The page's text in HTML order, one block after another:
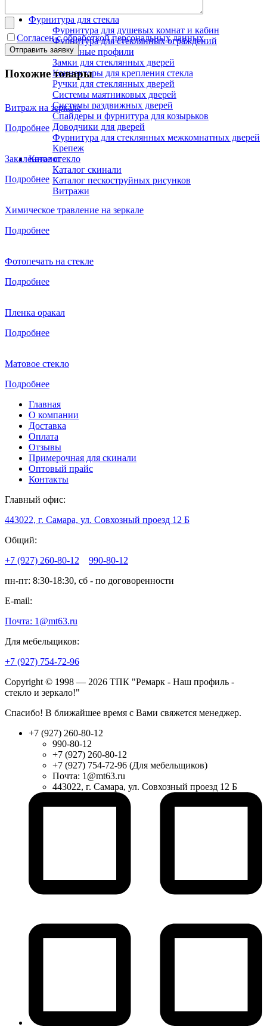
Фурнитура для стекла
Фурнитура для душевых комнат и кабин
Фурнитура для стеклянных ограждений
Зажимные профили
Замки для стеклянных дверей
Коннекторы для крепления стекла
Ручки для стеклянных дверей
Системы маятниковых дверей
Системы раздвижных дверей
Спайдеры и фурнитура для козырьков
Доводчики для дверей
Фурнитура для стеклянных межкомнатных дверей
Крепеж
Каталог
Каталог скинали
Каталог пескоструйных рисунков
Витражи
Согласен с обработкой персональных данных
Похожие товары
Витраж на зеркале
Подробнее
Закаленное стекло
Подробнее
Химическое травление на зеркале
Подробнее
Фотопечать на стекле
Подробнее
Пленка оракал
Подробнее
Матовое стекло
Подробнее
Главная
О компании
Доставка
Оплата
Отзывы
Примерочная для скинали
Оптовый прайс
Контакты
Главный офис:
443022, г. Самара, ул. Совхозный проезд 12 Б
Общий:
+7 (927) 260-80-12
990-80-12
пн-пт: 8:30-18:30, сб - по договоренности
E-mail:
Почта: 1@mt63.ru
Для мебельщиков:
+7 (927) 754-72-96
Copyright © 1998 — 2026 ТПК "Ремарк - Наш профиль -
стекло и зеркало!"
Спасибо! В ближайшее время с Вами свяжется менеджер.
+7 (927) 260-80-12
990-80-12
+7 (927) 260-80-12
+7 (927) 754-72-96 (Для мебельщиков)
Почта: 1@mt63.ru
443022, г. Самара, ул. Совхозный проезд 12 Б